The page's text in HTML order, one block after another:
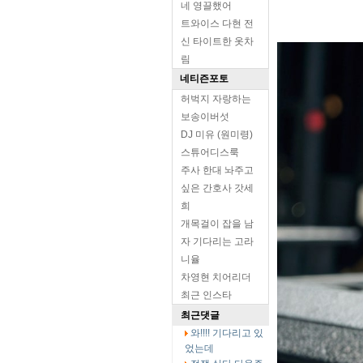
네 영끌했어
트와이스 다현 전
신 타이트한 옷차
림
네티즌포토
허벅지 자랑하는
보송이버섯
DJ 미유 (원미령)
스튜어디스룩
주사 한대 놔주고
싶은 간호사 갓세
희
개목걸이 잡을 남
자 기다리는 고라
니율
차영현 치어리더
최근 인스타
최근댓글
와!!!! 기다리고 있
었는데